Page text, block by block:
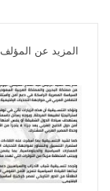
المزيد عن المؤلف